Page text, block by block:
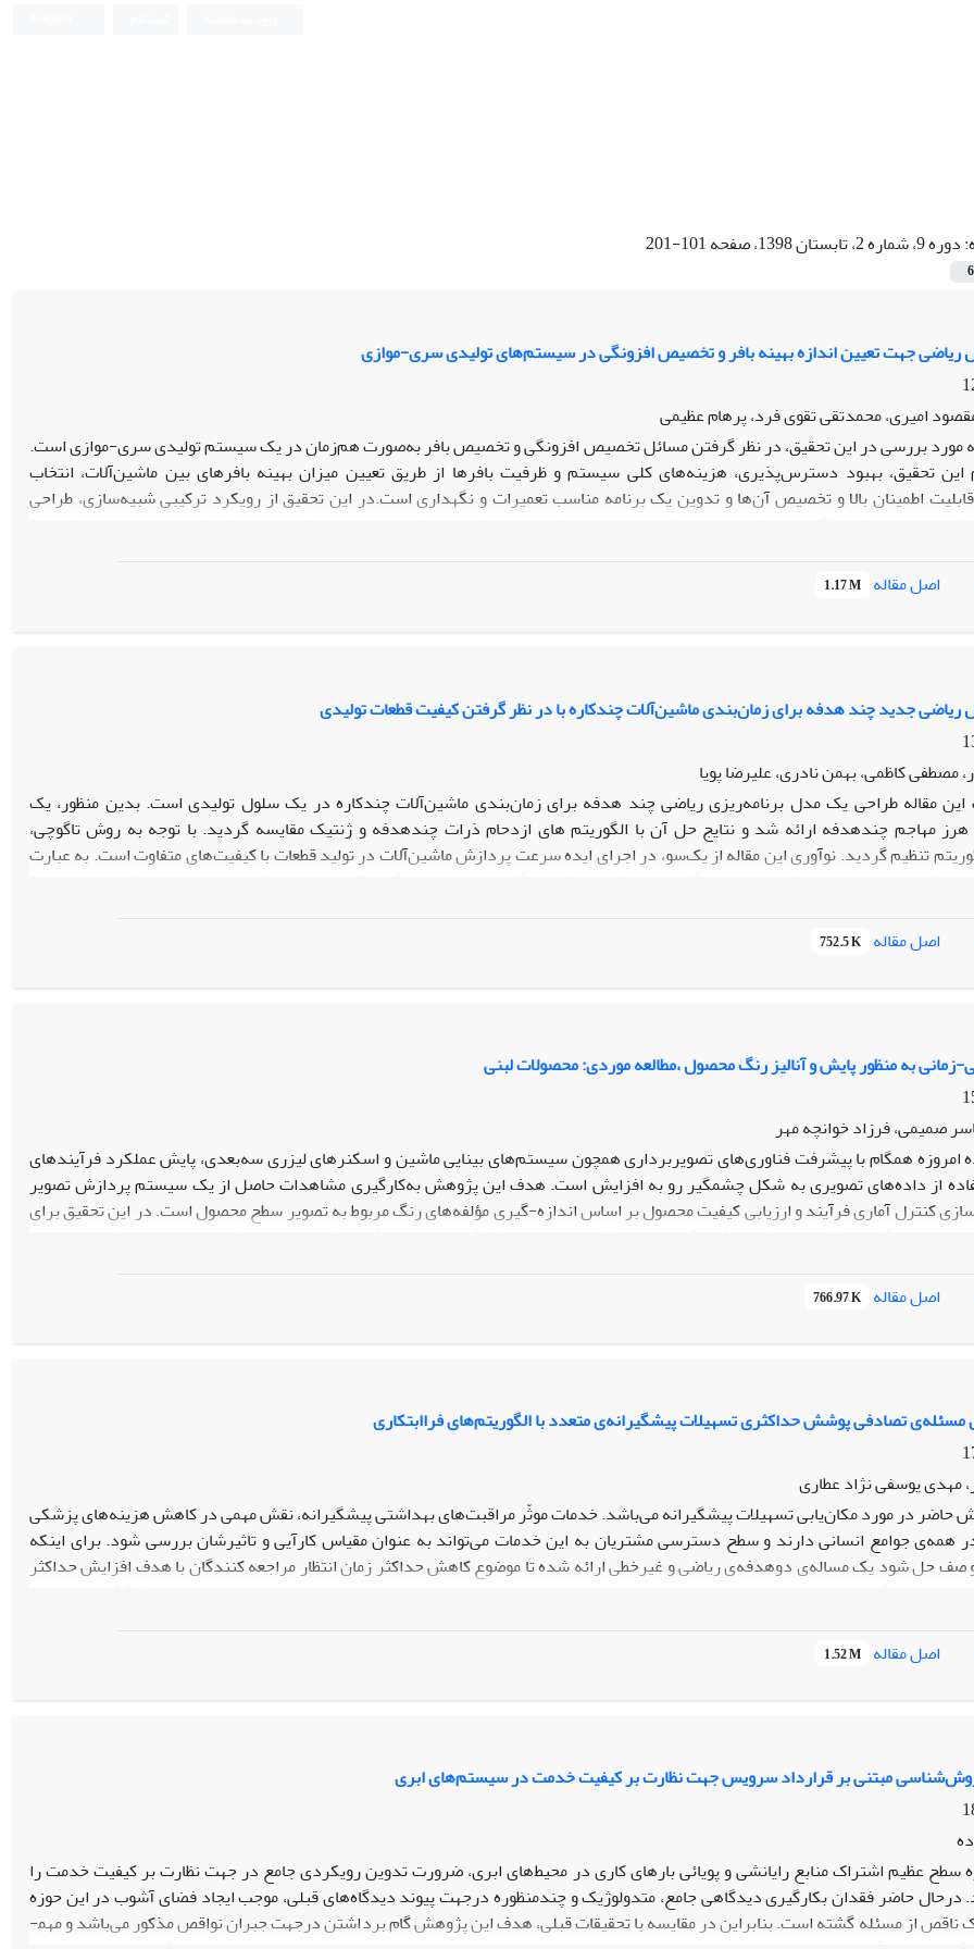
دوره 9، شماره 2، تابستان 1398، صفحه 101-201
6
جهت تعیین اندازه بهینه بافر و تخصیص افزونگی در سیستم‌های تولیدی سری-موازی
امیری، محمدتقی تقوی فرد، پرهام عظیمی
مورد بررسی در این تحقیق، در نظر گرفتن مسائل تخصیص افزونگی و تخصیص بافر به‌صورت هم‌زمان در یک سیستم تولیدی سری-موازی است.
تحقیق، بهبود دسترس‌پذیری، هزینه‌های کلی سیستم و ظرفیت بافرها از طریق تعیین میزان بهینه بافرهای بین ماشین‌آلات، انتخاب
اطمینان بالا و تخصیص آن‌ها و تدوین یک برنامه مناسب تعمیرات و نگهداری است.در این تحقیق از رویکرد ترکیبی شبیه‌سازی، طراحی
عصبی به‌منظور برآورد اهداف دسترس‌پذیری و هزینه هدف استفاده شد. به‌منظور تحلیل مدل پیشنهادی از یک مثال عددی استفاده شد و بر
پارتو به دست آمد.نتایج حاصل از تحقیق حاکی از اعتبار متدلوژی پیشنهادی برای مسئله مورد بررسی بود.
اصل مقاله 1.17 M
جدید چند هدفه برای زمان‌بندی ماشین‌آلات چندکاره با در نظر گرفتن کیفیت قطعات تولیدی
مصطفی کاظمی، بهمن نادری، علیرضا پویا
مقاله طراحی یک مدل برنامه‌ریزی ریاضی چند هدفه برای زمان‌بندی ماشین‌آلات چندکاره در یک سلول تولیدی است. بدین منظور، یک
هرز مهاجم چندهدفه ارائه شد و نتایج حل آن با الگوریتم های ازدحام ذرات چندهدفه و ژنتیک مقایسه گردید. با توجه به روش تاگوچی،
تنظیم گردید. نوآوری این مقاله از یک‌سو، در اجرای ایده سرعت پردازش ماشین‌آلات در تولید قطعات با کیفیت‌های متفاوت است. به عبارت
کیفیت، سرعت پردازش و میزان بارگیری در ماشین تنظیم می‌گردد و از سوی دیگر، الگوریتم چندهدفه با ساختار جدید کروموزونی برای
طراحی شد. برای تحلیل عملکرد الگوریتم های حل، سی مسألة نمونه با ابعاد مختلف، طراحی و هریک ده نوبت اجرا شد. تحلیل نتایج نشان داد
بر علف هرز مهاجم چندهدفه بیش از سایر الگوریتم‌ها قادر به حل و پاسخ‌گویی به مسائل بوده است.
اصل مقاله 752.5 K
به منظور پایش و آنالیز رنگ محصول ،مطالعه موردی: محصولات لبنی
صمیمی، فرزاد خوانچه مهر
امروزه همگام با پیشرفت فناوری‌های تصویربرداری همچون سیستم‌های بینایی ماشین و اسکنرهای لیزری سه‌بعدی، پایش عملکرد فرآیندهای
از داده‌های تصویری به شکل چشمگیر رو به افزایش است. هدف این پژوهش به‌کارگیری مشاهدات حاصل از یک سیستم پردازش تصویر
کنترل آماری فرآیند و ارزیابی کیفیت محصول بر اساس اندازه-گیری مؤلفه‌های رنگ مربوط به تصویر سطح محصول است. در این تحقیق برای
از طریق ترسیم نمودارهای کنترل چند متغیره بردار میانگین و ماتریس کوواریانس ضرایب تحت پایش قرار می‌گیرند. نهایتاً از روش آزمون
تعمیم‌یافته برای تخمین نقطه تغییر استفاده‌شده است. نتایج حاصل از یک مطالعه موردی مربوط به صنایع تولید فرآورده‌های لبنی نحوه کاربرد
را نشان می‌دهد.
اصل مقاله 766.97 K
تصادفی پوشش حداکثری تسهیلات پیشگیرانه‌ی متعدد با الگوریتم‌های فراابتکاری
مهدی یوسفی نژاد عطاری
حاضر در مورد مکان‌یابی تسهیلات پیشگیرانه می‌باشد. خدمات موثّر مراقبت‌های بهداشتی پیشگیرانه، نقش مهمی در کاهش هزینه‌های پزشکی
همه‌ی جوامع انسانی دارند و سطح دسترسی مشتریان به این خدمات می‌تواند به عنوان مقیاس کارآیی و تاثیرشان بررسی شود. برای اینکه
صف حل شود یک مساله‌ی دوهدفه‌ی ریاضی و غیرخطی ارائه شده تا موضوع کاهش حداکثر زمان انتظار مراجعه کنندگان با هدف افزایش حداکثر
شده می‌باشد.
اصل مقاله 1.52 M
روش‌شناسی مبتنی بر قرارداد سرویس جهت نظارت بر کیفیت خدمت در سیستم‌های ابری
سطح عظیم اشتراک منابع رایانشی و پویائی بارهای کاری در محیط‌های ابری، ضرورت تدوین رویکردی جامع در جهت نظارت بر کیفیت خدمت را
درحال حاضر فقدان بکارگیری دیدگاهی جامع، متدولوژیک و چندمنظوره درجهت پیوند دیدگاه‌های قبلی، موجب ایجاد فضای آشوب در این حوزه
ناقص از مسئله گشته است. بنابراین در مقایسه با تحقیقات قبلی، هدف این پژوهش گام برداشتن درجهت جبران نواقص مذکور می­‌باشد و مهم­